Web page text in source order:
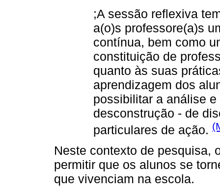
;A sessão reflexiva
a(o)s professore(a)s
contínua, bem como
constituição de
quanto às suas
aprendizagem dos
possibilitar a análise
desconstrução - de
particulares de ação.
Neste contexto de pesquisa,
permitir que os alunos se
que vivenciam na escola.